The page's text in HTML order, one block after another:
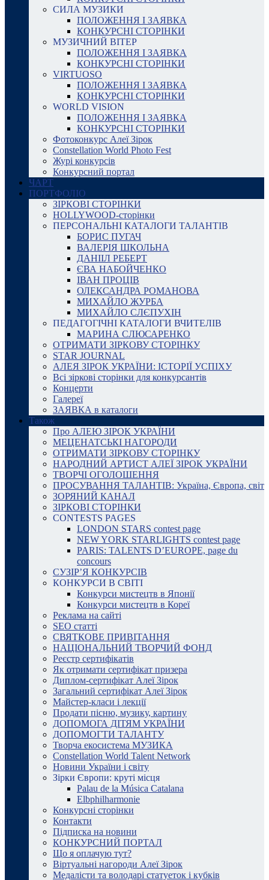
СИЛА МУЗИКИ
ПОЛОЖЕННЯ І ЗАЯВКА
КОНКУРСНІ СТОРІНКИ
МУЗИЧНИЙ ВІТЕР
ПОЛОЖЕННЯ І ЗАЯВКА
КОНКУРСНІ СТОРІНКИ
VIRTUOSO
ПОЛОЖЕННЯ І ЗАЯВКА
КОНКУРСНІ СТОРІНКИ
WORLD VISION
ПОЛОЖЕННЯ І ЗАЯВКА
КОНКУРСНІ СТОРІНКИ
Фотоконкурс Алеї Зірок
Constellation World Photo Fest
Журі конкурсів
Конкурсний портал
ЧАРТ
ПОРТФОЛІО
ЗІРКОВІ СТОРІНКИ
HOLLYWOOD-сторінки
ПЕРСОНАЛЬНІ КАТАЛОГИ ТАЛАНТІВ
БОРИС ПУГАЧ
ВАЛЕРІЯ ШКОЛЬНА
ДАНІІЛ РЕБЕРТ
ЄВА НАБОЙЧЕНКО
ІВАН ПРОЦІВ
ОЛЕКСАНДРА РОМАНОВА
МИХАЙЛО ЖУРБА
МИХАЙЛО СЛЄПУХІН
ПЕДАГОГІЧНІ КАТАЛОГИ ВЧИТЕЛІВ
МАРИНА СЛЮСАРЕНКО
ОТРИМАТИ ЗІРКОВУ СТОРІНКУ
STAR JOURNAL
АЛЕЯ ЗІРОК УКРАЇНИ: ІСТОРІЇ УСПІХУ
Всі зіркові сторінки для конкурсантів
Концерти
Галереї
ЗАЯВКА в каталоги
Також
Про АЛЕЮ ЗІРОК УКРАЇНИ
МЕЦЕНАТСЬКІ НАГОРОДИ
ОТРИМАТИ ЗІРКОВУ СТОРІНКУ
НАРОДНИЙ АРТИСТ АЛЕЇ ЗІРОК УКРАЇНИ
ТВОРЧІ ОГОЛОШЕННЯ
ПРОСУВАННЯ ТАЛАНТІВ: Україна, Європа, світ
ЗОРЯНИЙ КАНАЛ
ЗІРКОВІ СТОРІНКИ
CONTESTS PAGES
LONDON STARS contest page
NEW YORK STARLIGHTS contest page
PARIS: TALENTS D’EUROPE, page du
concours
СУЗІР’Я КОНКУРСІВ
КОНКУРСИ В СВІТІ
Конкурси мистецтв в Японії
Конкурси мистецтв в Кореї
Реклама на сайті
SEO статті
СВЯТКОВЕ ПРИВІТАННЯ
НАЦІОНАЛЬНИЙ ТВОРЧИЙ ФОНД
Реєстр сертифікатів
Як отримати сертифікат призера
Диплом-сертифікат Алеї Зірок
Загальний сертифікат Алеї Зірок
Майстер-класи і лекції
Продати пісню, музику, картину
ДОПОМОГА ДІТЯМ УКРАЇНИ
ДОПОМОГТИ ТАЛАНТУ
Творча екосистема МУЗИКА
Constellation World Talent Network
Новини України і світу
Зірки Європи: круті місця
Palau de la Música Catalana
Elbphilharmonie
Конкурсні сторінки
Контакти
Підписка на новини
КОНКУРСНИЙ ПОРТАЛ
Що я оплачую тут?
Віртуальні нагороди Алеї Зірок
Медалісти та володарі статуеток і кубків